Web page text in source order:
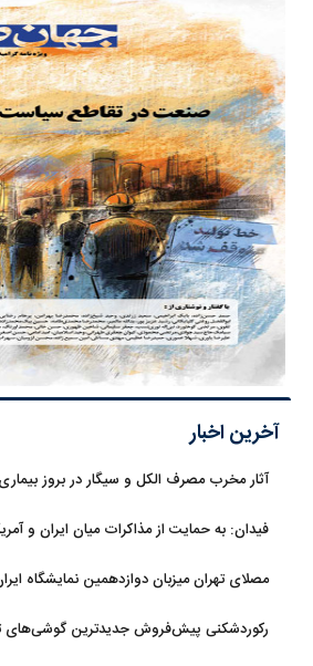
آخرین اخبار
آثار مخرب مصرف الکل و سیگار در بروز
فیدان: به حمایت از مذاکرات میان ایران و
مصلای تهران میزبان دوازدهمین نمایشگاه
رکوردشکنی پیش‌فروش جدیدترین